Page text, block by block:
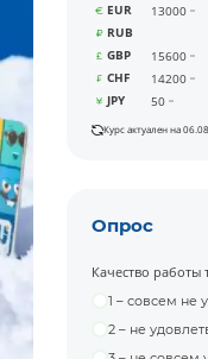
EUR
13000
RUB
GBP
15600
CHF
14200
JPY
50
Курс актуален на
Опрос
Качество работы
1 – совсем не
2 – не